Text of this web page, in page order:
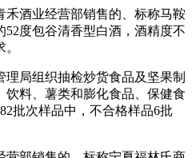
酒业经营部销售的、标称马鞍
度包谷清香型白酒，酒精度不
局组织抽检炒货食品及坚果制
料、薯类和膨化食品、保健食
批次样品中，不合格样品6批